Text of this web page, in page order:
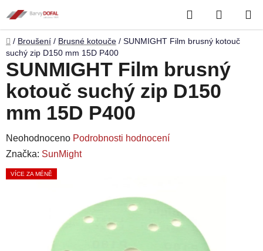
na
obsah
Hledat
KOŠÍK
Domů
/ Broušení / Brusné kotouče / SUNMIGHT Film brusný kotouč
suchý zip D150 mm 15D P400
SUNMIGHT Film brusný
kotouč suchý zip D150
mm 15D P400
Průměrné
hodnocení
produktu
Neohodnoceno Podrobnosti hodnocení
Značka: SunMight
VÍCE ZA MÉNĚ